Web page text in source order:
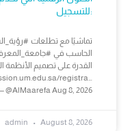
للتسجيل:
الحاسب في
القدرة على تصميم الأنظمة
@AlMaarefa Aug 8, 2026
admin August 8, 2026